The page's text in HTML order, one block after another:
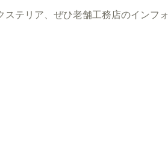
ステリア、ぜひ老舗工務店のインフ